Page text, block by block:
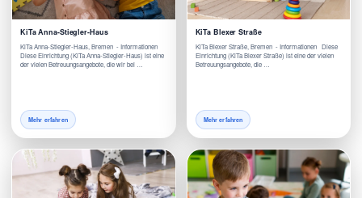
KiTa Anna-Stiegler-Haus
KiTa Anna-Stiegler-Haus, Bremen - Informationen
Diese Einrichtung (KiTa Anna-Stiegler-Haus) ist eine
der vielen Betreuungsangebote, die wir bei …
Mehr erfahren
KiTa Blexer Straße
KiTa Blexer Straße, Bremen - Informationen Diese
Einrichtung (KiTa Blexer Straße) ist eine der vielen
Betreuungsangebote, die …
Mehr erfahren